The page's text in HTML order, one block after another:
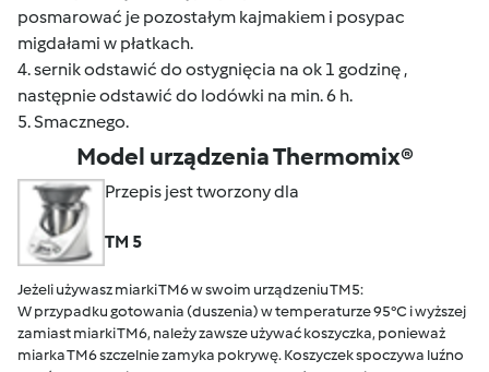
posmarować je pozostałym kajmakiem i posypac
migdałami w płatkach.
4. sernik odstawić do ostygnięcia na ok 1 godzinę ,
następnie odstawić do lodówki na min. 6 h.
5. Smacznego.
Model urządzenia Thermomix®
Przepis jest tworzony dla
TM 5
Jeżeli używasz miarki TM6 w swoim urządzeniu TM5:
W przypadku gotowania (duszenia) w temperaturze 95°C i wyższej
zamiast miarki TM6, należy zawsze używać koszyczka, ponieważ
miarka TM6 szczelnie zamyka pokrywę. Koszyczek spoczywa luźno